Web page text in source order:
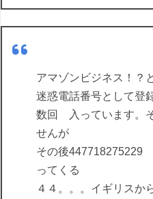
アマゾンビジネス！？
迷惑電話番号として登
数回 入っています。
せんが
その後447718275229
ってくる
４４。。。イギリスか